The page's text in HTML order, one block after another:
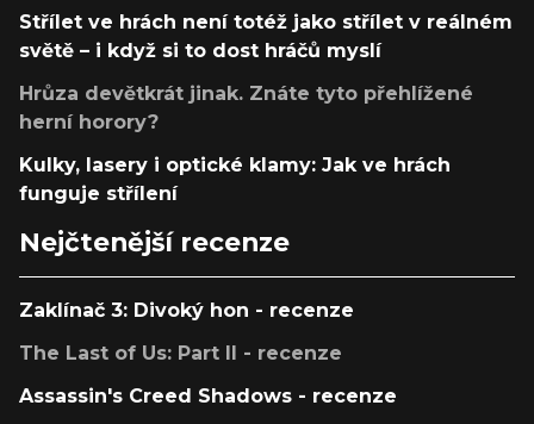
Střílet ve hrách není totéž jako střílet v reálném
světě – i když si to dost hráčů myslí
Hrůza devětkrát jinak. Znáte tyto přehlížené
herní horory?
Kulky, lasery i optické klamy: Jak ve hrách
funguje střílení
Nejčtenější recenze
Zaklínač 3: Divoký hon - recenze
The Last of Us: Part II - recenze
Assassin's Creed Shadows - recenze